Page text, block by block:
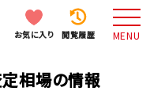
お気に入り 閲覧履歴 MENU
相場の情報